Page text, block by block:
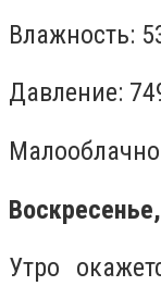
Влажность:
Давление:
Утро